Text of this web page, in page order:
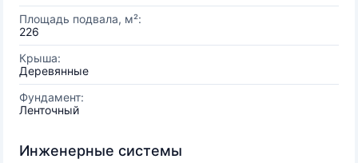
Площадь подвала, м²:
226
Крыша:
Деревянные
Фундамент:
Ленточный
Инженерные системы